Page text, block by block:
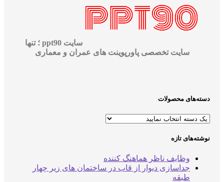
سایت ppt90 ؛ تنها
سایت تخصصی پاورپوینت های عمران و معماری
محصولات
تازه
وظایف ناظر هماهنگ کننده
جداسازی دیوار از قاب در ساختمان های زیر چهار